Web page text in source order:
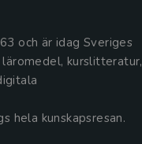
och är idag Sveriges
kurslitteratur,
hela kunskapsresan.